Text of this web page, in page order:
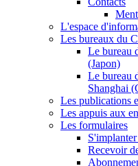
L'espace
Les bureaux du
Le bureau
(Japon)
Le bureau
Shanghai
Les publications
Les appuis aux
Les formulaires
Recevoir